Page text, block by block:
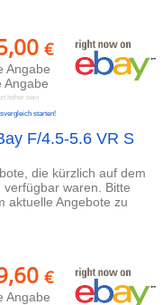
€
Angabe
Angabe
höher sein
starten!
F/4.5-5.6 VR S
die kürzlich auf dem
waren. Bitte
aktuelle Angebote zu
€
Angabe